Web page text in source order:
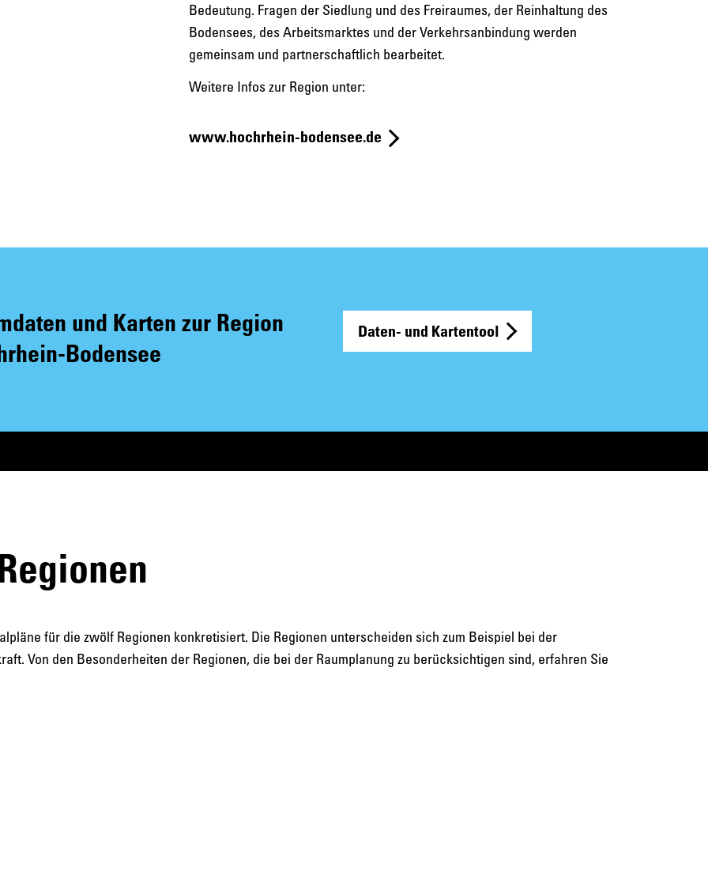
Bedeutung. Fragen der Siedlung und des Freiraumes, der Reinhaltung des
Bodensees, des Arbeitsmarktes und der Verkehrsanbindung werden
gemeinsam und partnerschaftlich bearbeitet.
Weitere Infos zur Region unter:
www.hochrhein-bodensee.de
und Karten zur Region
Bodensee
Daten- und Kartentool
für die zwölf Regionen konkretisiert. Die Regionen unterscheiden sich zum Beispiel bei der
Von den Besonderheiten der Regionen, die bei der Raumplanung zu berücksichtigen sind, erfahren Sie